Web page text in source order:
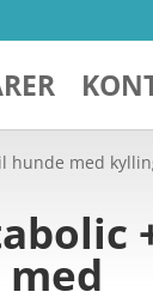
hunde med